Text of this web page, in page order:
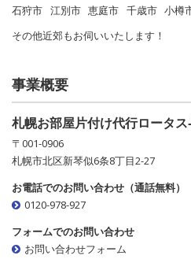
石狩市 江別市 恵庭市 千歳市 小樽
その他近郊もお伺いいたします！
事業概要
札幌お部屋片付け代行ロータ
〒001-0906
札幌市北区新琴似6条8丁目2-27
お電話でのお問い合わせ（通話無料）
0120-978-927
フォームでのお問い合わせ
お問い合わせフォーム